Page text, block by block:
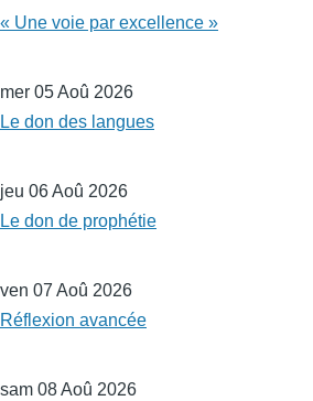
« Une voie par excellence »
mer 05 Aoû 2026
Le don des langues
jeu 06 Aoû 2026
Le don de prophétie
ven 07 Aoû 2026
Réflexion avancée
sam 08 Aoû 2026